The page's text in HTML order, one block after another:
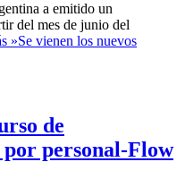
a emitido un
del mes de junio del
»Se vienen los nuevos
de
personal-Flow